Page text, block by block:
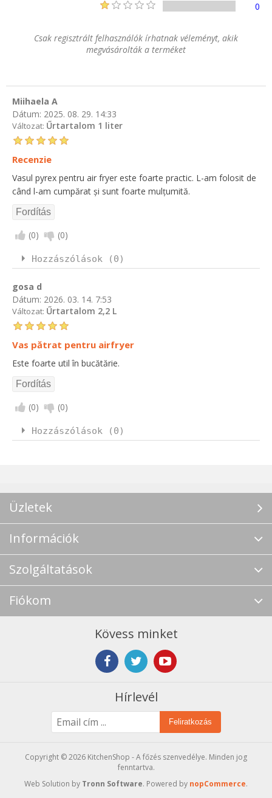
0
Csak regisztrált felhasználók írhatnak véleményt, akik
megvásárolták a terméket
Miihaela A
Dátum: 2025. 08. 29. 14:33
Változat: Űrtartalom 1 liter
Recenzie
Vasul pyrex pentru air fryer este foarte practic. L-am folosit de
când l-am cumpărat și sunt foarte mulțumită.
(0) (0)
Hozzászólások (0)
gosa d
Dátum: 2026. 03. 14. 7:53
Változat: Űrtartalom 2,2 L
Vas pătrat pentru airfryer
Este foarte util în bucătărie.
(0) (0)
Hozzászólások (0)
Üzletek
Információk
Szolgáltatások
Fiókom
Kövess minket
Hírlevél
Feliratkozás
Copyright © 2026 KitchenShop - A főzés szenvedélye. Minden jog
fenntartva.
Web Solution by Tronn Software. Powered by nopCommerce.